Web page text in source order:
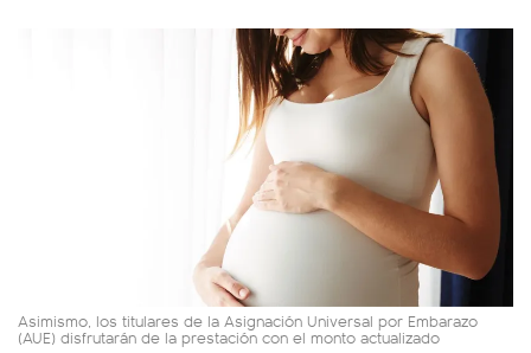
Asimismo, los titulares de la Asignación Universal por Embarazo
(AUE) disfrutarán de la prestación con el monto actualizado